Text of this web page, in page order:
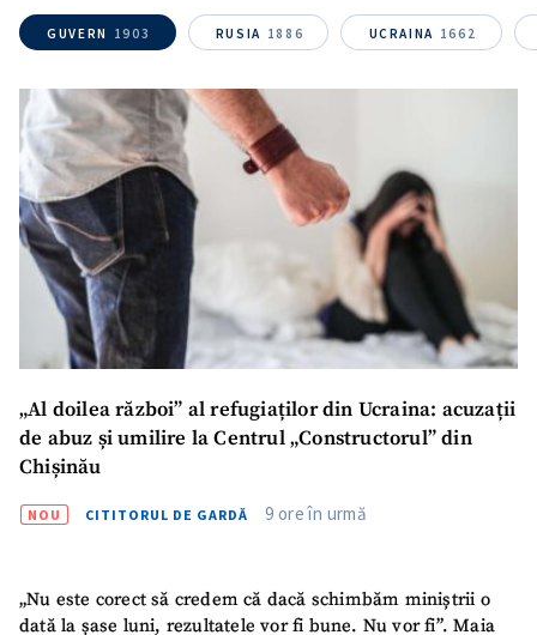
GUVERN 1903 RUSIA 1886 UCRAINA 1662
„Al doilea război” al refugiaților din Ucraina: acuzații
de abuz și umilire la Centrul „Constructorul” din
Chișinău
NOU CITITORUL DE GARDĂ 9 ore în urmă
„Nu este corect să credem că dacă schimbăm miniștrii o
dată la șase luni, rezultatele vor fi bune. Nu vor fi”. Maia